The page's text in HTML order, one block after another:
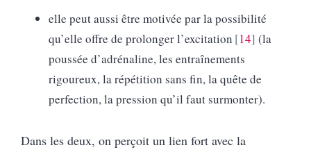
elle peut aussi être motivée par la possibilité
qu’elle offre de prolonger l’excitation 14 (la
poussée d’adrénaline, les entraînements
rigoureux, la répétition sans fin, la quête de
perfection, la pression qu’il faut surmonter).
Dans les deux, on perçoit un lien fort avec la